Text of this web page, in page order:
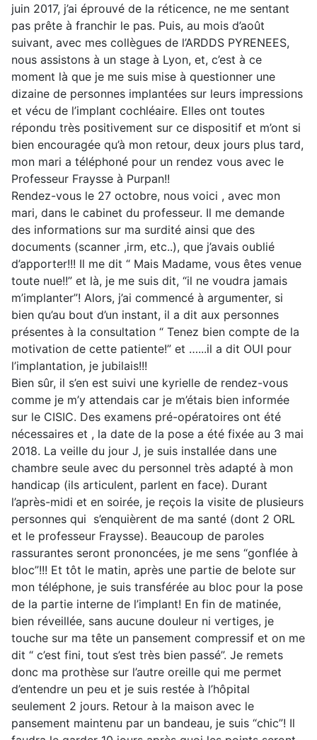
juin 2017, j’ai éprouvé de la réticence, ne me sentant
pas prête à franchir le pas. Puis, au mois d’août
suivant, avec mes collègues de l’ARDDS PYRENEES,
nous assistons à un stage à Lyon, et, c’est à ce
moment là que je me suis mise à questionner une
dizaine de personnes implantées sur leurs impressions
et vécu de l’implant cochléaire. Elles ont toutes
répondu très positivement sur ce dispositif et m’ont si
bien encouragée qu’à mon retour, deux jours plus tard,
mon mari a téléphoné pour un rendez vous avec le
Professeur Fraysse à Purpan!!
Rendez-vous le 27 octobre, nous voici , avec mon
mari, dans le cabinet du professeur. Il me demande
des informations sur ma surdité ainsi que des
documents (scanner ,irm, etc..), que j’avais oublié
d’apporter!!! Il me dit “ Mais Madame, vous êtes venue
toute nue!!” et là, je me suis dit, “il ne voudra jamais
m’implanter”! Alors, j’ai commencé à argumenter, si
bien qu’au bout d’un instant, il a dit aux personnes
présentes à la consultation “ Tenez bien compte de la
motivation de cette patiente!” et …...il a dit OUI pour
l’implantation, je jubilais!!!
Bien sûr, il s’en est suivi une kyrielle de rendez-vous
comme je m’y attendais car je m’étais bien informée
sur le CISIC. Des examens pré-opératoires ont été
nécessaires et , la date de la pose a été fixée au 3 mai
2018. La veille du jour J, je suis installée dans une
chambre seule avec du personnel très adapté à mon
handicap (ils articulent, parlent en face). Durant
l’après-midi et en soirée, je reçois la visite de plusieurs
personnes qui s’enquièrent de ma santé (dont 2 ORL
et le professeur Fraysse). Beaucoup de paroles
rassurantes seront prononcées, je me sens “gonflée à
bloc”!!! Et tôt le matin, après une partie de belote sur
mon téléphone, je suis transférée au bloc pour la pose
de la partie interne de l’implant! En fin de matinée,
bien réveillée, sans aucune douleur ni vertiges, je
touche sur ma tête un pansement compressif et on me
dit “ c’est fini, tout s’est très bien passé”. Je remets
donc ma prothèse sur l’autre oreille qui me permet
d’entendre un peu et je suis restée à l’hôpital
seulement 2 jours. Retour à la maison avec le
pansement maintenu par un bandeau, je suis “chic”! Il